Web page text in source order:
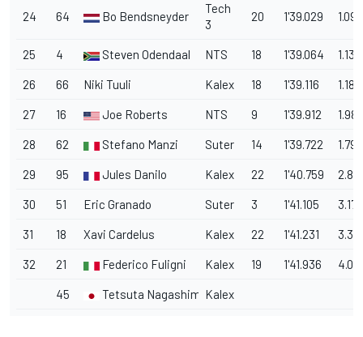
24 64 Bo Bendsneyder
Tech
3
20 1'39.029 1.099
25 4 Steven Odendaal NTS 18 1'39.064 1.134
26 66 Niki Tuuli Kalex 18 1'39.116 1.186
27 16 Joe Roberts NTS 9 1'39.912 1.982
28 62 Stefano Manzi Suter 14 1'39.722 1.792
29 95 Jules Danilo Kalex 22 1'40.759
30 51 Eric Granado Suter 3 1'41.105 3.175
31 18 Xavi Cardelus Kalex 22 1'41.231 3.301
32 21 Federico Fuligni Kalex 19 1'41.936
45 Tetsuta NagashimaKalex